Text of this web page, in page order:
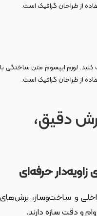
از طراحان گرافیک است.
کنید. لورم ایپسوم متن ساختگی با
از طراحان گرافیک است.
دقیق،
حرفه‌ای
و ساخت‌وساز، برش‌های
و دقت سازه دارند.